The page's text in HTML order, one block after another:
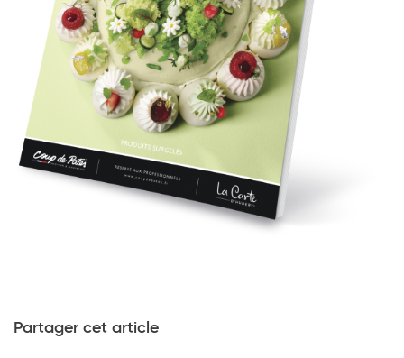
Partager cet article